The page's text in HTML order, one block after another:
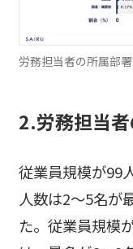
労務担当者の所属部署
2.労務担当者
従業員規模が99
人数は2～5名が
た。従業員規模